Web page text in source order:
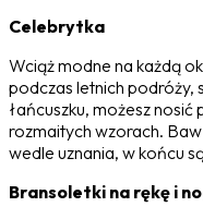
Celebrytka
Wciąż modne na każdą
podczas letnich podróży,
łańcuszku, możesz nosić
rozmaitych wzorach.
wedle uznania, w końcu
Bransoletki na rękę i